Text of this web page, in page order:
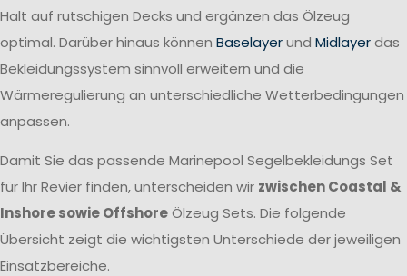
Halt auf rutschigen Decks und ergänzen das Ölzeug
optimal. Darüber hinaus können Baselayerund Midlayerdas
Bekleidungssystem sinnvoll erweitern und die
Wärmeregulierung an unterschiedliche Wetterbedingungen
anpassen.
Damit Sie das passende Marinepool Segelbekleidungs Set
für Ihr Revier finden, unterscheiden wir zwischen Coastal &
Inshore sowie OffshoreÖlzeug Sets. Die folgende
Übersicht zeigt die wichtigsten Unterschiede der jeweiligen
Einsatzbereiche.